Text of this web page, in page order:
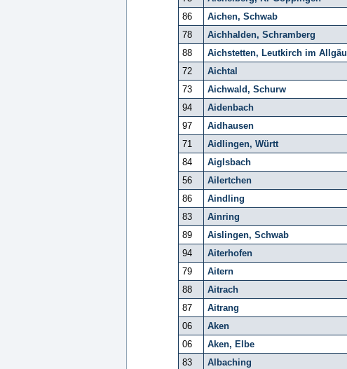
86
Aichen, Schwab
78
Aichhalden, Schramberg
88
Aichstetten, Leutkirch im Allgäu
72
Aichtal
73
Aichwald, Schurw
94
Aidenbach
97
Aidhausen
71
Aidlingen, Württ
84
Aiglsbach
56
Ailertchen
86
Aindling
83
Ainring
89
Aislingen, Schwab
94
Aiterhofen
79
Aitern
88
Aitrach
87
Aitrang
06
Aken
06
Aken, Elbe
83
Albaching